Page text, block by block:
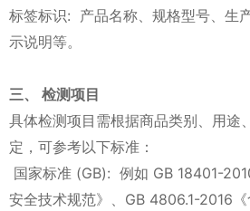
标签标识: 产品名称、规格型号、生
示说明等。
三、 检测项目
具体检测项目需根据商品类别、用途
定，可参考以下标准：
国家标准 (GB): 例如 GB 18401-
安全技术规范》、GB 4806.1-2016